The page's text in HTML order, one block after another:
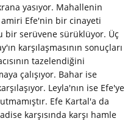
yasıyor. Mahallenin
Efe'nin bir cinayeti
bir serüvene sürüklüyor. Üç
karşılaşmasının sonuçları
tazelendiğini
çalışıyor. Bahar ise
Leyla'nın ise Efe'ye
Efe Kartal'a da
karşısında karşı hamle